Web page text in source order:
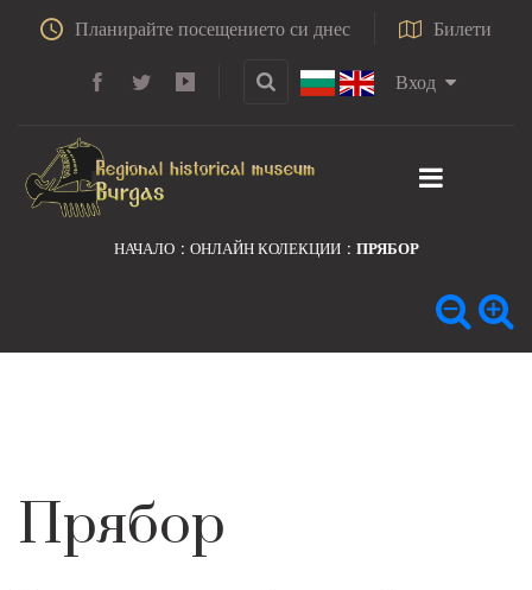
Планирайте посещението си днес Билети
Вход
НАЧАЛО ОНЛАЙН КОЛЕКЦИИ ПРЯБОР
Прябор